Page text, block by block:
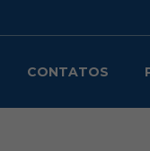
CONTATOS